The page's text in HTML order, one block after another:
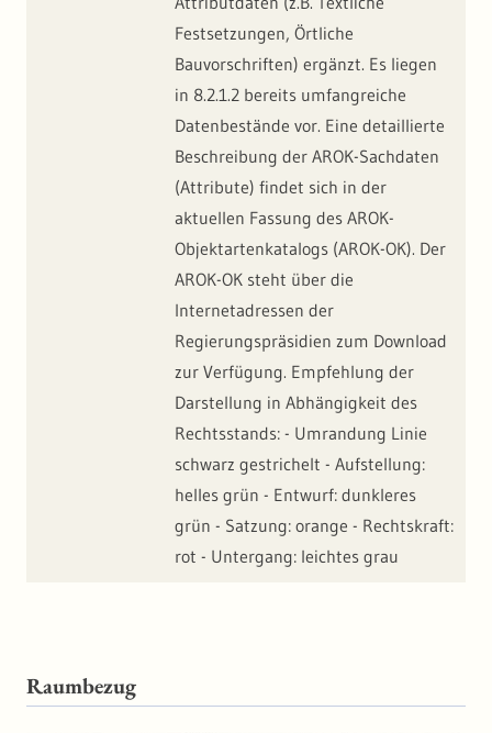
Festsetzungen, Örtliche
Bauvorschriften) ergänzt. Es liegen
in 8.2.1.2 bereits umfangreiche
Datenbestände vor. Eine detaillierte
Beschreibung der AROK-Sachdaten
(Attribute) findet sich in der
aktuellen Fassung des AROK-
Objektartenkatalogs (AROK-OK). Der
AROK-OK steht über die
Internetadressen der
Regierungspräsidien zum Download
zur Verfügung. Empfehlung der
Darstellung in Abhängigkeit des
Rechtsstands: - Umrandung Linie
schwarz gestrichelt - Aufstellung:
helles grün - Entwurf: dunkleres
grün - Satzung: orange - Rechtskraft:
rot - Untergang: leichtes grau
Raumbezug